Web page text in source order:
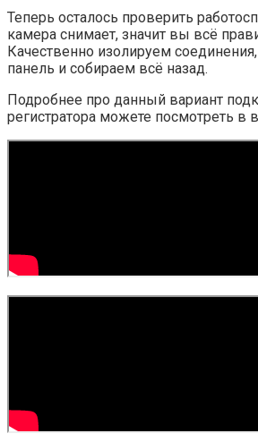
Теперь осталось проверить
камера снимает, значит вы всё
Качественно изолируем
панель и собираем всё назад.
Подробнее про данный вариант
регистратора можете посмотреть в